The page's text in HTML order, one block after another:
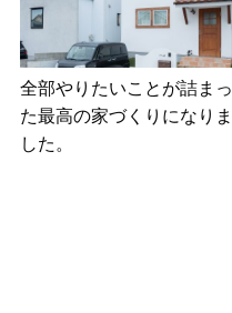
全部やりたいことが詰まっ
た最高の家づくりになりま
した。